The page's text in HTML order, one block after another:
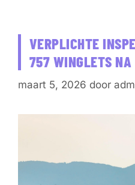
VERPLICHTE
757 WINGLETS NA
maart 5, 2026 door